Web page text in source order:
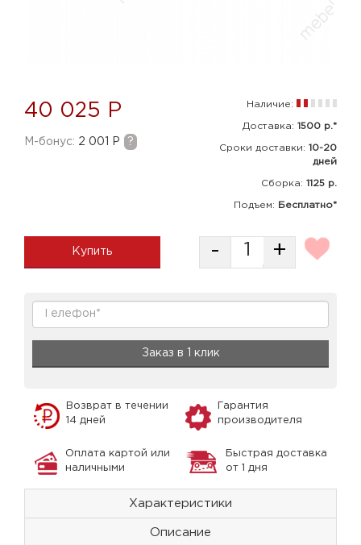
40 025 Р
M-бонус: 2 001 Р ?
Наличие:
Доставка: 1500 р.*
Сроки доставки: 10-20
дней
Сборка: 1125 р.
Подъем: Бесплатно*
Купить - +
Заказ в 1 клик
Возврат в течении
14 дней
Гарантия
производителя
Оплата картой или
наличными
Быстрая доставка
от 1 дня
Характеристики
Описание